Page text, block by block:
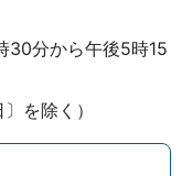
30分から午後5時15
を除く）